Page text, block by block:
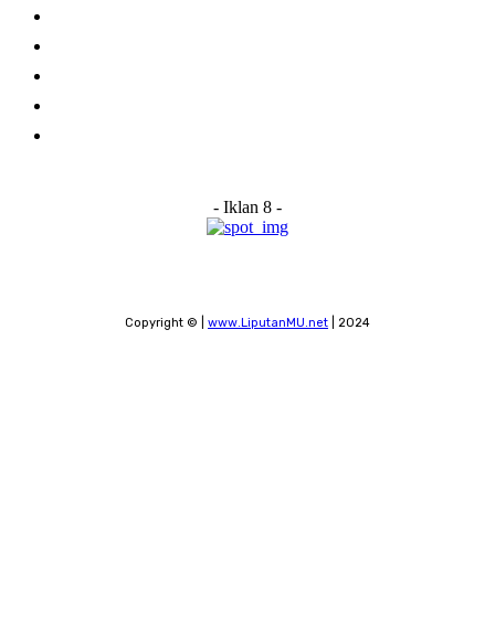
- Iklan 8 -
Copyright © | www.LiputanMU.net | 2024